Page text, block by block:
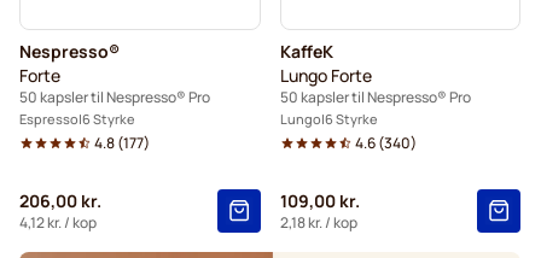
Kaffekapslen til Nespresso® Professional
Nespresso®
Forte
50 kapsler til Nespresso® Pro
Espresso 6 Styrke
4.8(177)
206,00 kr.
4,12 kr./ kop
KaffeK
Lungo Forte
50 kapsler til Nespresso® Pro
Lungo 6 Styrke
4.6(340)
109,00 kr.
2,18 kr./ kop